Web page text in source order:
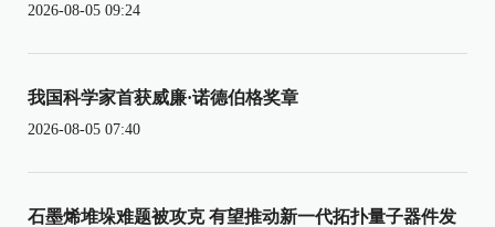
2026-08-05 09:24
我国科学家首获威廉·诺德伯格奖章
2026-08-05 07:40
石墨烯堆垛难题被攻克 有望推动新一代拓扑量子器件发